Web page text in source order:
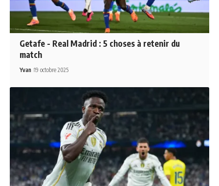
Getafe - Real Madrid : 5 choses à retenir du
match
Yvan 19 octobre 2025